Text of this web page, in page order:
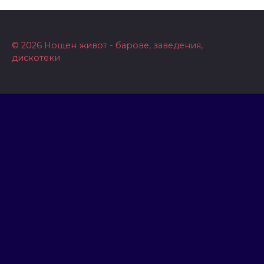
© 2026 Нощен живот - барове, заведения,
дискотеки